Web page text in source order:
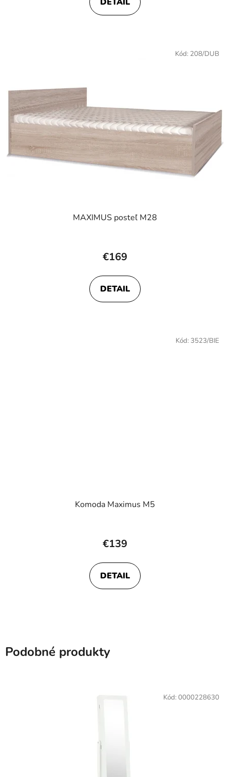
MAXIMUS posteľ M28
€169
DETAIL
Kód: 208/DUB
Komoda Maximus M5
€139
DETAIL
Kód: 3523/BIE
Podobné produkty
Kód: 0000228630